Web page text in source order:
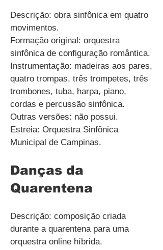
Descrição: obra sinfônica em quatro
movimentos.
Formação original: orquestra
sinfônica de configuração romântica.
Instrumentação: madeiras aos pares,
quatro trompas, três trompetes, três
trombones, tuba, harpa, piano,
cordas e percussão sinfônica.
Outras versões: não possui.
Estreia: Orquestra Sinfônica
Municipal de Campinas.
Danças da
Quarentena
Descrição: composição criada
durante a quarentena para uma
orquestra online híbrida.